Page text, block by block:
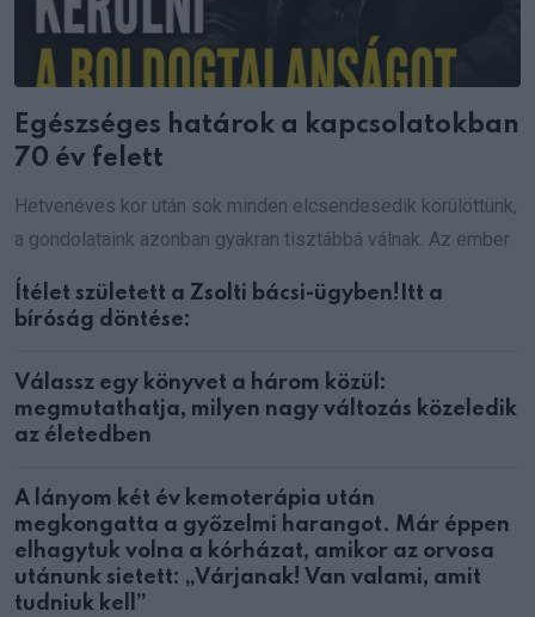
Egészséges határok a kapcsolatokban
70 év felett
Hetvenéves kor után sok minden elcsendesedik körülöttünk,
a gondolataink azonban gyakran tisztábbá válnak. Az ember
Ítélet született a Zsolti bácsi-ügyben!Itt a
bíróság döntése:
Válassz egy könyvet a három közül:
megmutathatja, milyen nagy változás közeledik
az életedben
A lányom két év kemoterápia után
megkongatta a győzelmi harangot. Már éppen
elhagytuk volna a kórházat, amikor az orvosa
utánunk sietett: „Várjanak! Van valami, amit
tudniuk kell”